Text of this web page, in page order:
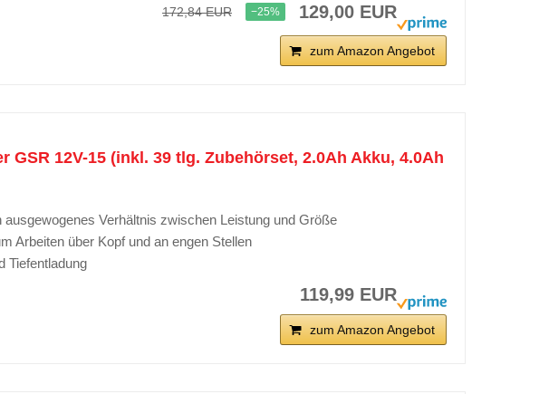
172,84 EUR −25% 129,00 EUR
zum Amazon Angebot
12V-15 (inkl. 39 tlg. Zubehörset, 2.0Ah Akku, 4.0Ah
Verhältnis zwischen Leistung und Größe
Arbeiten über Kopf und an engen Stellen
Tiefentladung
119,99 EUR
zum Amazon Angebot